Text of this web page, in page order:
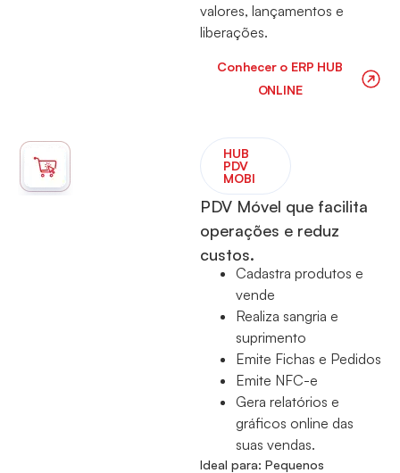
valores, lançamentos e
liberações.
Conhecer o ERP HUB
ONLINE
⁠HUB
PDV
MOBI
PDV Móvel que facilita
operações e reduz
custos.
Cadastra produtos e
vende
Realiza sangria e
suprimento
Emite Fichas e Pedidos
Emite NFC-e
Gera relatórios e
gráficos online das
suas vendas.
Ideal para: Pequenos